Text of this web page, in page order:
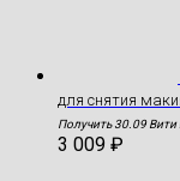
для снятия
Получить 30.09 Вити
3 009 ₽